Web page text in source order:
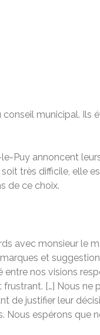
municipal. Ils
Puy annoncent
très difficile, elle
de ce choix.
avec monsieur le
et
entre nos visions
[…] Nous ne
de justifier leur
Nous espérons que